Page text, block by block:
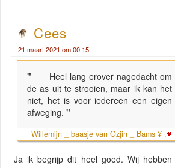
Cees
21 maart 2021 om 00:15
"
Heel lang erover nagedacht om
de as uit te strooien, maar ik kan het
niet, het is voor iedereen een eigen
afweging. "
Willemijn _ baasje van Ozjin _ Bams ¥ .
Ja ik begrijp dit heel goed. Wij hebben